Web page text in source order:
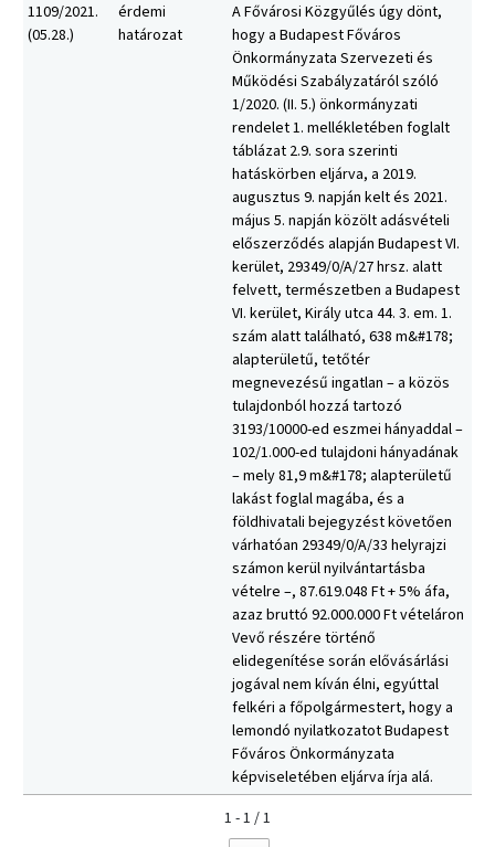
1109/2021.
(05.28.)
érdemi
határozat
A Fővárosi Közgyűlés úgy dönt,
hogy a Budapest Főváros
Önkormányzata Szervezeti és
Működési Szabályzatáról szóló
1/2020. (II. 5.) önkormányzati
rendelet 1. mellékletében foglalt
táblázat 2.9. sora szerinti
hatáskörben eljárva, a 2019.
augusztus 9. napján kelt és 2021.
május 5. napján közölt adásvételi
előszerződés alapján Budapest VI.
kerület, 29349/0/A/27 hrsz. alatt
felvett, természetben a Budapest
VI. kerület, Király utca 44. 3. em. 1.
szám alatt található, 638 m&#178;
alapterületű, tetőtér
megnevezésű ingatlan – a közös
tulajdonból hozzá tartozó
3193/10000-ed eszmei hányaddal –
102/1.000-ed tulajdoni hányadának
– mely 81,9 m&#178; alapterületű
lakást foglal magába, és a
földhivatali bejegyzést követően
várhatóan 29349/0/A/33 helyrajzi
számon kerül nyilvántartásba
vételre –, 87.619.048 Ft + 5% áfa,
azaz bruttó 92.000.000 Ft vételáron
Vevő részére történő
elidegenítése során elővásárlási
jogával nem kíván élni, egyúttal
felkéri a főpolgármestert, hogy a
lemondó nyilatkozatot Budapest
Főváros Önkormányzata
képviseletében eljárva írja alá.
1 - 1 / 1